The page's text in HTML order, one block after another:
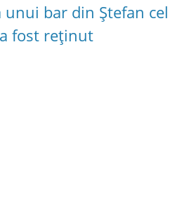
unui bar din Ștefan cel
fost reținut